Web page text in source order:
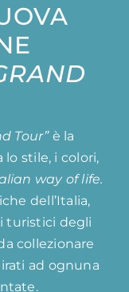
Tour” è la
lo stile, i colori,
way of life.
dell’Italia,
turistici degli
collezionare
ad ognuna